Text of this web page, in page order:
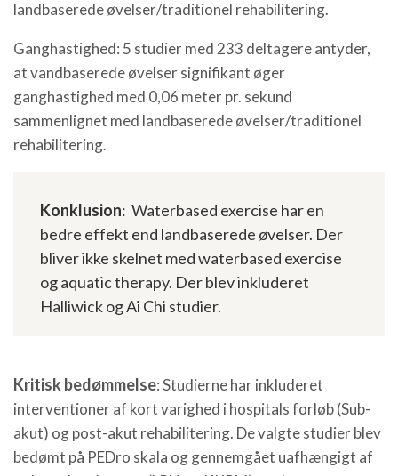
landbaserede øvelser/traditionel rehabilitering.
Ganghastighed: 5 studier med 233 deltagere antyder,
at vandbaserede øvelser signifikant øger
ganghastighed med 0,06 meter pr. sekund
sammenlignet med landbaserede øvelser/traditionel
rehabilitering.
Konklusion: Waterbased exercise har en
bedre effekt end landbaserede øvelser. Der
bliver ikke skelnet med waterbased exercise
og aquatic therapy. Der blev inkluderet
Halliwick og Ai Chi studier.
Kritisk bedømmelse: Studierne har inkluderet
interventioner af kort varighed i hospitals forløb (Sub-
akut) og post-akut rehabilitering. De valgte studier blev
bedømt på PEDro skala og gennemgået uafhængigt af